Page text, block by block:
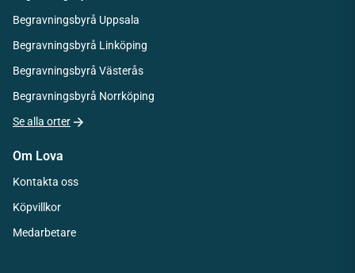
Begravningsbyrå Uppsala
Begravningsbyrå Linköping
Begravningsbyrå Västerås
Begravningsbyrå Norrköping
Se alla orter
Om Lova
Kontakta oss
Köpvillkor
Medarbetare